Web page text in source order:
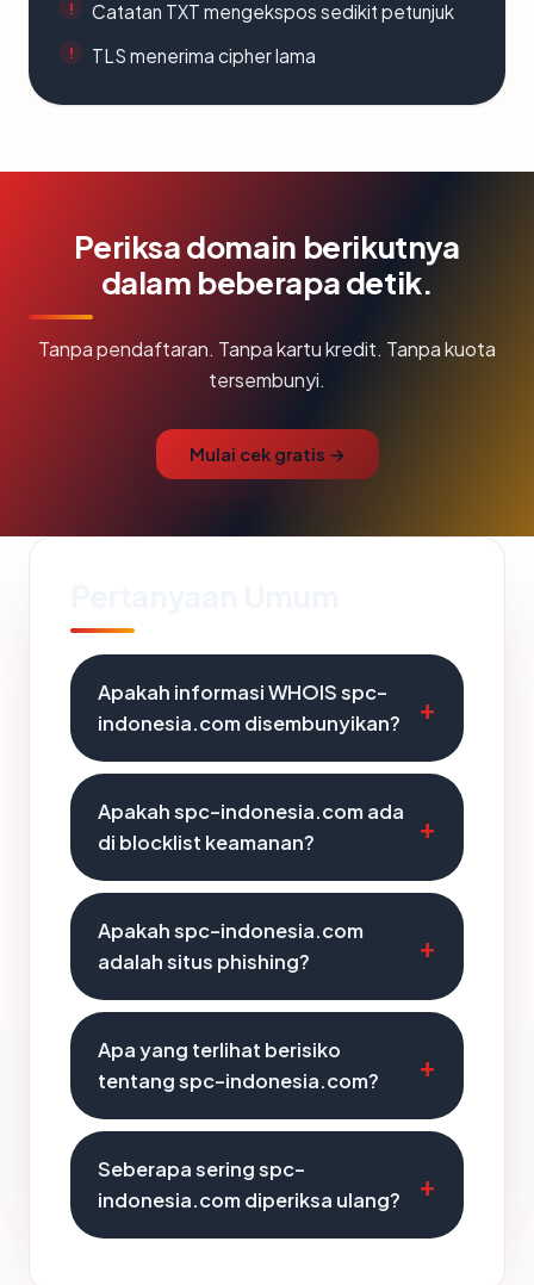
Catatan TXT mengekspos sedikit petunjuk
TLS menerima cipher lama
Periksa domain berikutnya
dalam beberapa detik.
Tanpa pendaftaran. Tanpa kartu kredit. Tanpa kuota
tersembunyi.
Mulai cek gratis →
Apakah informasi WHOIS spc-
indonesia.com disembunyikan?
Apakah spc-indonesia.com ada
di blocklist keamanan?
Apakah spc-indonesia.com
adalah situs phishing?
Apa yang terlihat berisiko
tentang spc-indonesia.com?
Seberapa sering spc-
indonesia.com diperiksa ulang?